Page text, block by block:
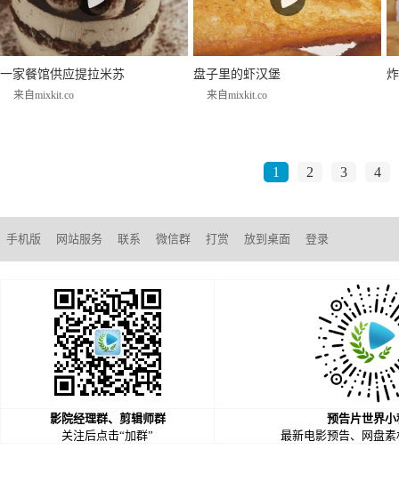
一家餐馆供应提拉米苏
来自mixkit.co
盘子里的虾汉堡
来自mixkit.co
1 2 3 4
手机版 网站服务 联系 微信群 打赏 放到桌面 登录
影院经理群、剪辑师群
关注后点击“加群”
预告片世界小
最新电影预告、网盘